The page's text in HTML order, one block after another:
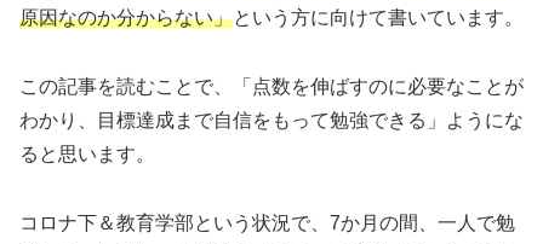
原因なのか分からない」という方に向けて書いています。
この記事を読むことで、「点数を伸ばすのに必要なことが
わかり、目標達成まで自信をもって勉強できる」ようにな
ると思います。
コロナ下＆教育学部という状況で、7か月の間、一人で勉